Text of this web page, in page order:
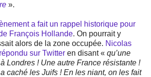
».
a fait un rappel historique pour
François Hollande. On pourrait y
alors de la zone occupée. Nicolas
sur Twitter en disant « qu’une
Londres ! Une autre France résistante !
caché les Juifs ! En les niant, on les fait